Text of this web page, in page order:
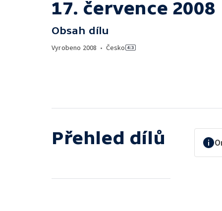
17. července 2008
Obsah dílu
Vyrobeno 2008 • Česko
Přehled dílů